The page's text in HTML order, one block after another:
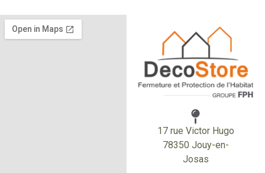
17 rue Victor Hugo
78350 Jouy-en-
Josas